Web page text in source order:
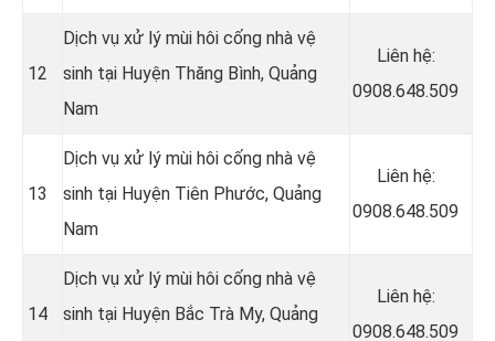
12
Dịch vụ xử lý mùi hôi cống nhà vệ
sinh tại Huyện Thăng Bình, Quảng
Nam
Liên hệ:
0908.648.509
13
Dịch vụ xử lý mùi hôi cống nhà vệ
sinh tại Huyện Tiên Phước, Quảng
Nam
Liên hệ:
0908.648.509
14
Dịch vụ xử lý mùi hôi cống nhà vệ
sinh tại Huyện Bắc Trà My, Quảng
Liên hệ:
0908.648.509